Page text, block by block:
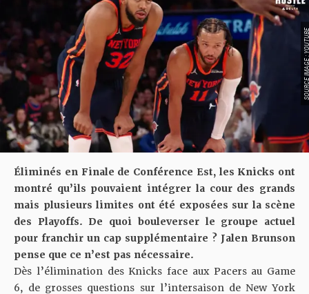
SOURCE
Éliminés en Finale de Conférence Est, les Knicks ont
montré qu’ils pouvaient intégrer la cour des grands
mais plusieurs limites ont été exposées sur la scène
des Playoffs. De quoi bouleverser le groupe actuel
pour franchir un cap supplémentaire ? Jalen Brunson
pense que ce n’est pas nécessaire.
Dès l’élimination des Knicks face aux Pacers au Game
6, de grosses questions sur l’intersaison de New York